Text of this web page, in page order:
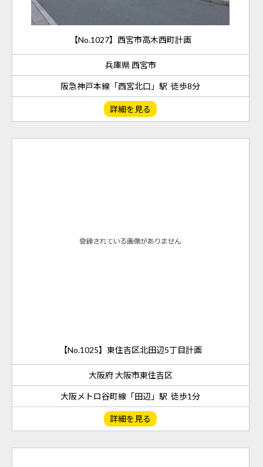
【No.1027】西宮市高木西町計画
兵庫県 西宮市
阪急神戸本線「西宮北口」駅 徒歩8分
詳細を見る
【No.1025】東住吉区北田辺5丁目計画
大阪府 大阪市東住吉区
大阪メトロ谷町線「田辺」駅 徒歩1分
詳細を見る